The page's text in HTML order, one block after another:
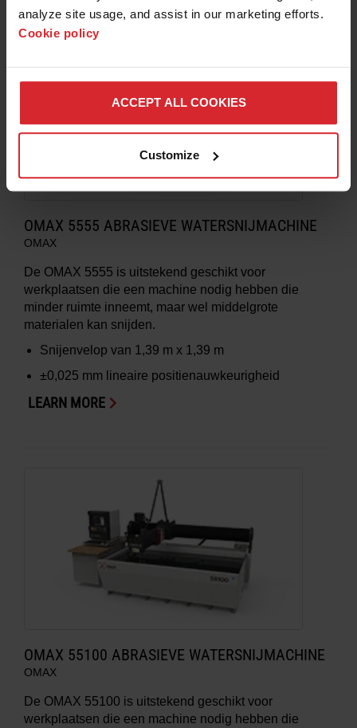
analyze site usage, and assist in our marketing efforts.
Cookie policy
ACCEPT ALL COOKIES
Customize
OMAX 5555 ABRASIEVE WATERSNIJMACHINE
OMAX
De OMAX 5555 is uitstekend geschikt voor
werkplaatsen die een machine nodig hebben die
minder ruimte inneemt, maar wel middelgrote
materialen kan snijden.
Snijenvelop van 1,39 m x 1,39 m
±0,025 mm lineaire positienauwkeurigheid
LEARN MORE
OMAX 55100 ABRASIEVE WATERSNIJMACHINE
OMAX
De OMAX 55100 is uitstekend geschikt voor
werkplaatsen die een machine nodig hebben die